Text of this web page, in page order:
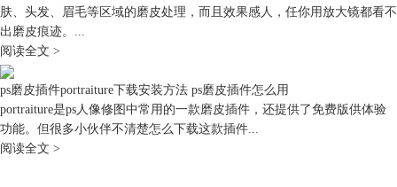
肤、头发、眉毛等区域的磨皮处理，而且效果感人，任你用放大镜都看不
出磨皮痕迹。...
阅读全文 >
ps磨皮插件portraiture下载安装方法 ps磨皮插件怎么用
portraiture是ps人像修图中常用的一款磨皮插件，还提供了免费版供体验
功能。但很多小伙伴不清楚怎么下载这款插件...
阅读全文 >